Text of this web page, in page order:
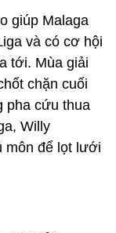
giúp Malaga
và có cơ hội
tới. Mùa giải
chặn cuối
pha cứu thua
Willy
môn để lọt lưới